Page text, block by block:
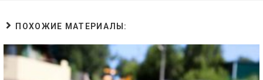
ПОХОЖИЕ МАТЕРИАЛЫ: